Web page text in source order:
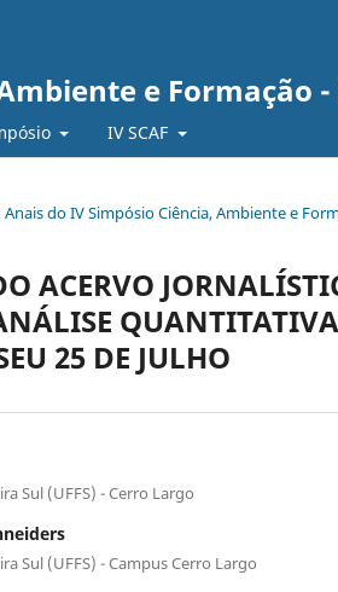
e Formação -
IV SCAF
do IV Simpósio Ciência, Ambiente e
ACERVO
25 DE JULHO
Sul (UFFS) - Cerro Largo
Sul (UFFS) - Campus Cerro Largo